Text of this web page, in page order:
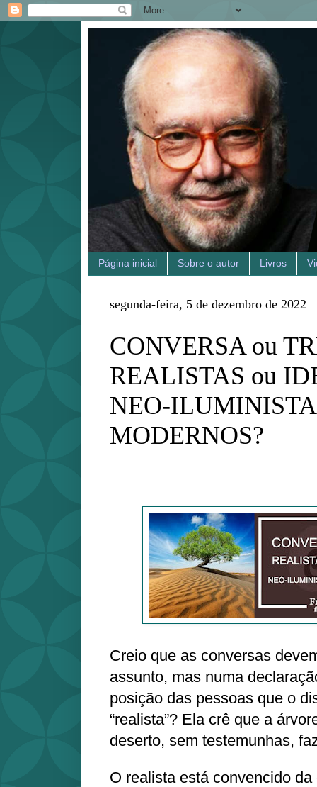
Página inicial Sobre o autor Livros
segunda-feira, 5 de dezembro de 2022
CONVERSA ou
REALISTAS ou
NEO-
MODERNOS?
Creio que as conversas
assunto, mas numa
posição das pessoas que o
“realista”? Ela crê que a
deserto, sem testemunhas,
O realista está convencido